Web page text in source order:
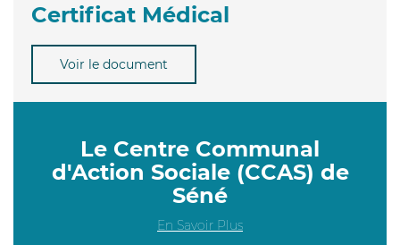
Certificat Médical
Voir le document
Le Centre Communal
d'Action Sociale (CCAS) de
Séné
En Savoir Plus